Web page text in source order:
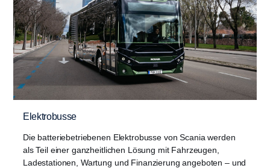
Elektrobusse
Die batteriebetriebenen Elektrobusse von Scania werden
als Teil einer ganzheitlichen Lösung mit Fahrzeugen,
Ladestationen, Wartung und Finanzierung angeboten – und